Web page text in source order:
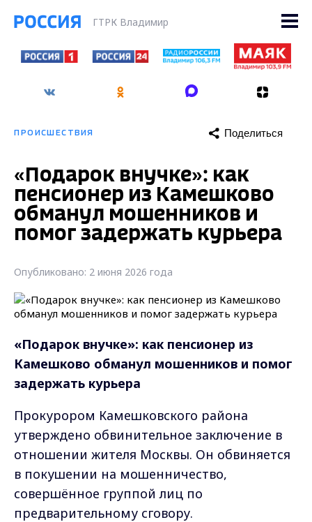
ГТРК Владимир
ПРОИСШЕСТВИЯ Поделиться
«Подарок внучке»: как
пенсионер из Камешково
обманул мошенников и
помог задержать курьера
Опубликовано: 2 июня 2026 года
«Подарок внучке»: как пенсионер из
Камешково обманул мошенников и помог
задержать курьера
Прокурором Камешковского района
утверждено обвинительное заключение в
отношении жителя Москвы. Он обвиняется
в покушении на мошенничество,
совершённое группой лиц по
предварительному сговору.